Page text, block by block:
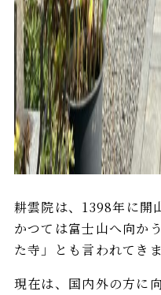
耕雲院は、1398年に開
かつては富士山へ向か
た寺」とも言われてきま
現在は、国内外の方に向